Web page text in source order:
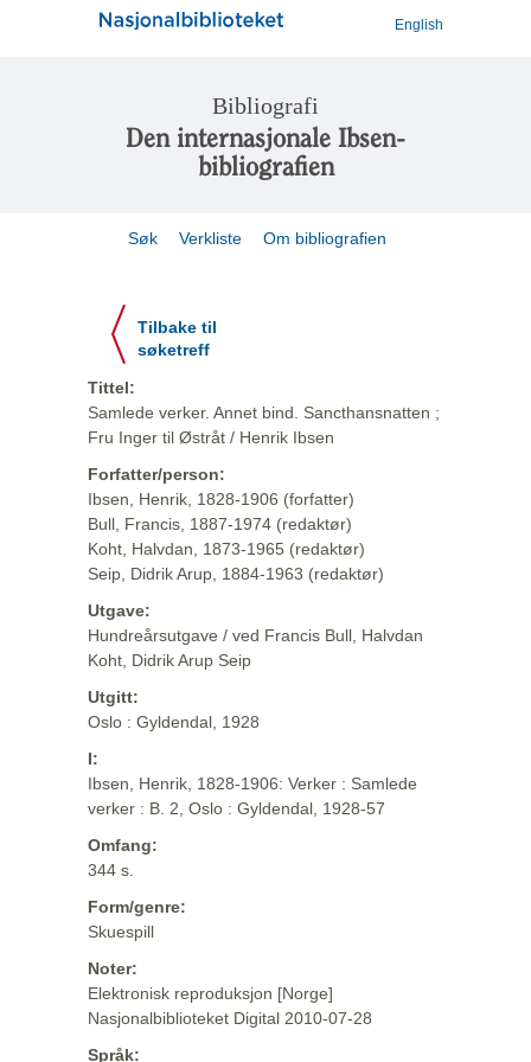
English
Bibliografi
Den internasjonale Ibsen-
bibliografien
Søk Verkliste Om bibliografien
Tilbake til
søketreff
Tittel:
Samlede verker. Annet bind. Sancthansnatten ;
Fru Inger til Østråt / Henrik Ibsen
Forfatter/person:
Ibsen, Henrik, 1828-1906 (forfatter)
Bull, Francis, 1887-1974 (redaktør)
Koht, Halvdan, 1873-1965 (redaktør)
Seip, Didrik Arup, 1884-1963 (redaktør)
Utgave:
Hundreårsutgave / ved Francis Bull, Halvdan
Koht, Didrik Arup Seip
Utgitt:
Oslo : Gyldendal, 1928
I:
Ibsen, Henrik, 1828-1906: Verker : Samlede
verker : B. 2, Oslo : Gyldendal, 1928-57
Omfang:
344 s.
Form/genre:
Skuespill
Noter:
Elektronisk reproduksjon [Norge]
Nasjonalbiblioteket Digital 2010-07-28
Språk: